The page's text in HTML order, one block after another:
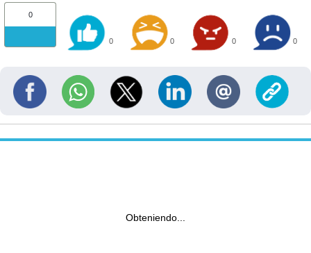
0
0 0 0 0
Obteniendo...